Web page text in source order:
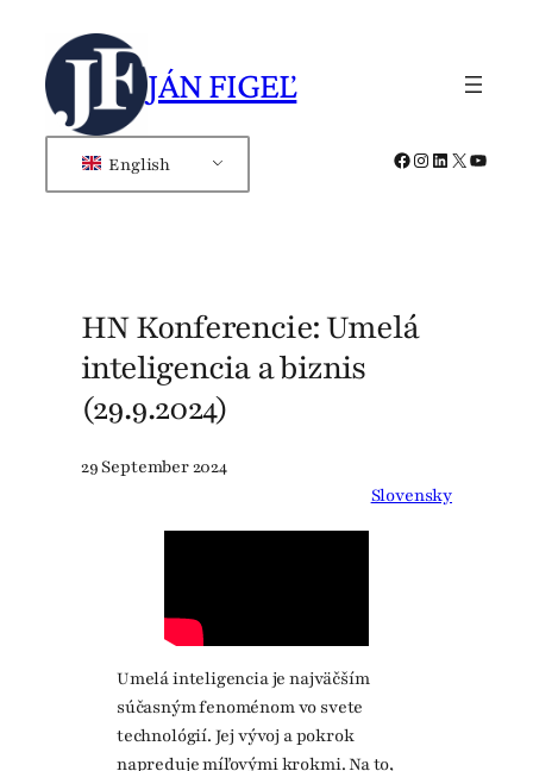
content
JÁN FIGEĽ
English Facebook
Instagram
LinkedIn
X
HN Konferencie: Umelá
inteligencia a biznis
(29.9.2024)
29 September 2024
Slovensky
Umelá inteligencia je najväčším
súčasným fenoménom vo svete
technológií. Jej vývoj a pokrok
napreduje míľovými krokmi. Na to,